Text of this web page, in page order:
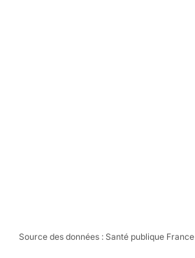
Source des données : Santé publique France